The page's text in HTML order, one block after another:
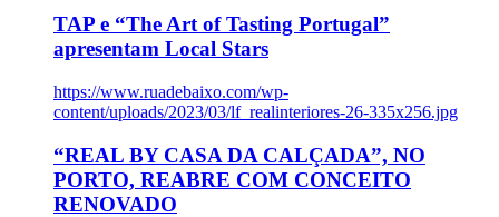
TAP e “The Art of Tasting Portugal”
apresentam Local Stars
https://www.ruadebaixo.com/wp-
content/uploads/2023/03/lf_realinteriores-26-335x256.jpg
“REAL BY CASA DA CALÇADA”, NO
PORTO, REABRE COM CONCEITO
RENOVADO